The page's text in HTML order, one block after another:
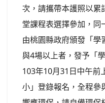
次，請攜帶本護照以累
堂課程表選擇參加，同
由桃園縣政府頒發「學
與4場以上者，發予「
103年10月31日中午前
小」登錄報名，全程參